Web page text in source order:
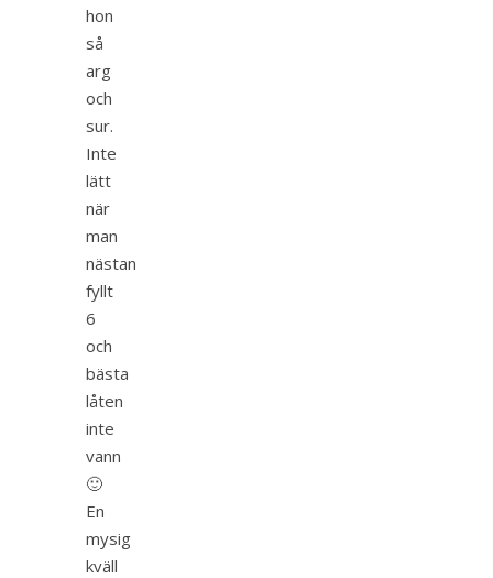
hon
så
arg
och
sur.
Inte
lätt
när
man
nästan
fyllt
6
och
bästa
låten
inte
vann
🙂
En
mysig
kväll